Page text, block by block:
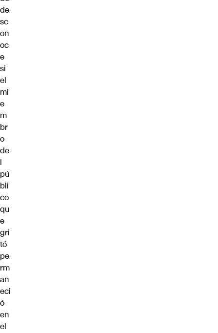
de
sc
on
oc
e
si
el
mi
e
m
br
o
de
l
pú
bli
co
qu
e
gri
tó
pe
rm
an
eci
ó
en
el